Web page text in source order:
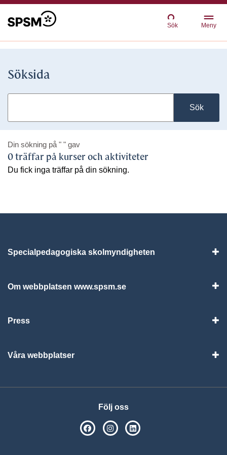
Sök Meny
Söksida
Sök
Din sökning på " " gav
0 träffar på kurser och aktiviteter
Du fick inga träffar på din sökning.
Specialpedagogiska skolmyndigheten
Om webbplatsen www.spsm.se
Press
Våra webbplatser
Följ oss
SPSM på Facebook
SPSM på Instagram